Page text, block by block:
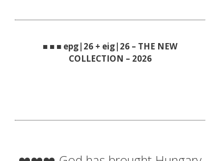
■ ■ ■ epg|26 + eig|26 – THE NEW
COLLECTION – 2026